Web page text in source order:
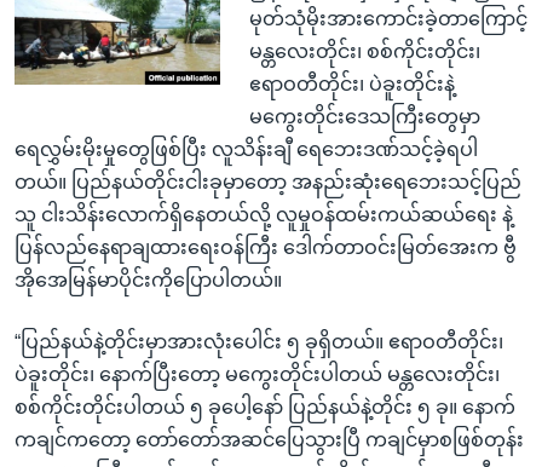
မုတ်သုံမိုးအားကောင်းခဲ့တာကြောင့်
မန္တလေးတိုင်း၊ စစ်ကိုင်းတိုင်း၊
ဧရာဝတီတိုင်း၊ ပဲခူးတိုင်းနဲ့
မကွေးတိုင်းဒေသကြီးတွေမှာ
ရေလွှမ်းမိုးမှုတွေဖြစ်ပြီး လူသိန်းချီ ရေဘေးဒဏ်သင့်ခဲ့ရပါ
တယ်။ ပြည်နယ်တိုင်းငါးခုမှာတော့ အနည်းဆုံးရေဘေးသင့်ပြည်
သူ ငါးသိန်းလောက်ရှိနေတယ်လို့ လူမှုဝန်ထမ်းကယ်ဆယ်ရေး နဲ့
ပြန်လည်နေရာချထားရေးဝန်ကြီး ဒေါက်တာဝင်းမြတ်အေးက ဗွီ
အိုအေမြန်မာပိုင်းကိုပြောပါတယ်။
“ပြည်နယ်နဲ့တိုင်းမှာအားလုံးပေါင်း ၅ ခုရှိတယ်။ ဧရာဝတီတိုင်း၊
ပဲခူးတိုင်း၊ နောက်ပြီးတော့ မကွေးတိုင်းပါတယ် မန္တလေးတိုင်း၊
စစ်ကိုင်းတိုင်းပါတယ် ၅ ခုပေါ့နော် ပြည်နယ်နဲ့တိုင်း ၅ ခု။ နောက်
ကချင်ကတော့ တော်တော်အဆင်ပြေသွားပြီ ကချင်မှာစဖြစ်တုန်း